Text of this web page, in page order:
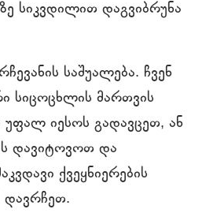
სიკვდილით დაგვიბრუნა
საშუალება. ჩვენ
სიცოცხლის მართვის
იესოს გადავცეთ, ან
დავიტოვოთ და
ქვეყნიერების
დავრჩეთ.